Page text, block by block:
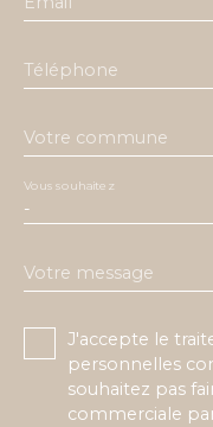
Téléphone
Votre commune
-
Vous souhaitez
Votre message
J'accepte le
personnelles
souhaitez pas
commerciale